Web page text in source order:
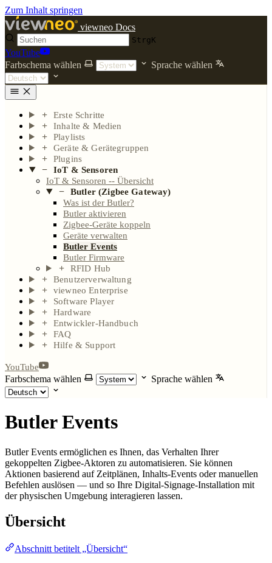
Zum Inhalt springen
viewneo Docs
StrgK
YouTube
Farbschema wählen
Sprache wählen
Erste Schritte
Inhalte & Medien
Playlists
Geräte & Gerätegruppen
Plugins
IoT & Sensoren
IoT & Sensoren -- Übersicht
Butler (Zigbee Gateway)
Was ist der Butler?
Butler aktivieren
Zigbee-Geräte koppeln
Geräte verwalten
Butler Events
Butler Firmware
RFID Hub
Benutzerverwaltung
viewneo Enterprise
Software Player
Hardware
Entwickler-Handbuch
FAQ
Hilfe & Support
YouTube
Farbschema wählen Sprache wählen
Butler Events
Butler Events ermöglichen es Ihnen, das Verhalten Ihrer
gekoppelten Zigbee-Aktoren zu automatisieren. Sie können
Aktionen basierend auf Zeitplänen, Inhalts-Events oder manuellen
Befehlen auslösen — und so Ihre Digital-Signage-Installation mit
der physischen Umgebung interagieren lassen.
Übersicht
Abschnitt betitelt „Übersicht“